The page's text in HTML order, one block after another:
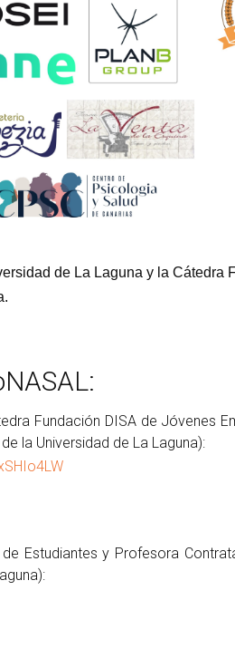
de La Laguna y la Cátedra
Fundación DISA de Jóvenes
la Universidad de La Laguna):
Estudiantes y Profesora